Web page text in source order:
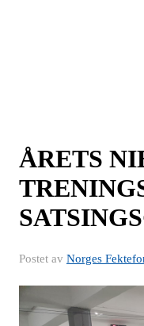
ÅRETS
Postet av Norges